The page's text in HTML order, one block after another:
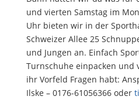
und vierten Samstag im
Uhr bieten wir in der
Schweizer Allee 25
und Jungen an. Einfach
Turnschuhe einpacken und
ihr Vorfeld Fragen habt:
Ilske – 0176-61056366 oder